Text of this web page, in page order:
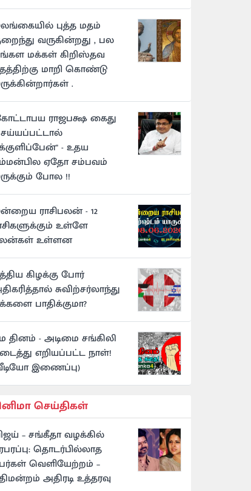
புத்த மதம்
வருகின்றது , பல
மக்கள் கிறிஸ்தவ
மாறி கொண்டு
.
ராஜபக்ஷ கைது
- உதய
ஏதோ சம்பவம்
போல !!
ராசிபலன் - 12
உள்ளே
உள்ளன
கிழக்கு போர்
சுவிற்சர்லாந்து
பாதிக்குமா?
தினம் - அடிமை சங்கிலி
எறியப்பட்ட நாள்!
இணைப்பு)
செய்திகள்
– சங்கீதா வழக்கில்
தொடர்பில்லாத
வெளியேற்றம் –
அதிரடி உத்தரவு